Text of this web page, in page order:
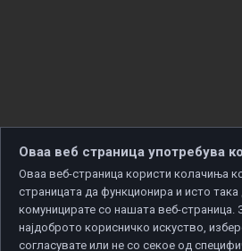
Оваа веб страница употребува
Оваа веб-страница користи колачиња
страницата да функционира и исто
комуницирате со нашата веб-страница.
најдоброто корисничко искуство,
согласувате или не со секое од